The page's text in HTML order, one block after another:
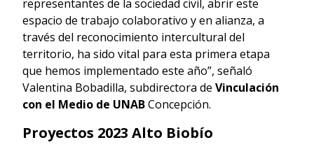
representantes de la sociedad civil, abrir este
espacio de trabajo colaborativo y en alianza, a
través del reconocimiento intercultural del
territorio, ha sido vital para esta primera etapa
que hemos implementado este año”, señaló
Valentina Bobadilla, subdirectora de Vinculación
con el Medio de UNABConcepción.
Proyectos 2023 Alto Biobío